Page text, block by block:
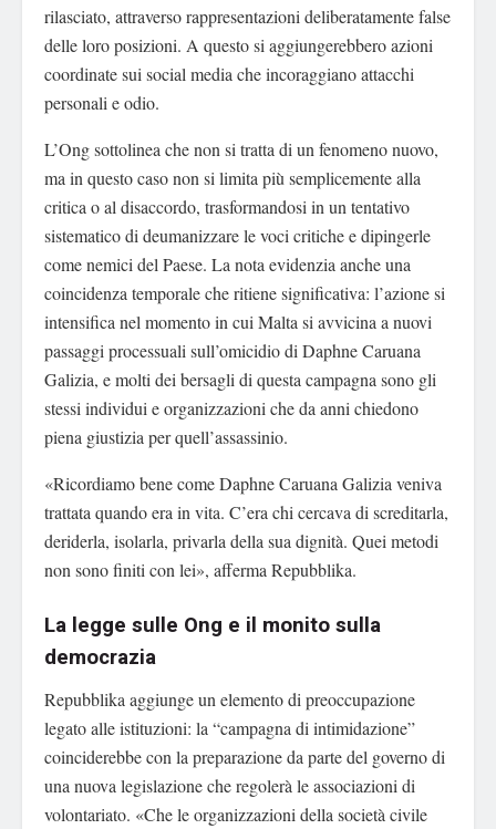
rilasciato, attraverso rappresentazioni deliberatamente false
delle loro posizioni. A questo si aggiungerebbero azioni
coordinate sui social media che incoraggiano attacchi
personali e odio.
L’Ong sottolinea che non si tratta di un fenomeno nuovo,
ma in questo caso non si limita più semplicemente alla
critica o al disaccordo, trasformandosi in un tentativo
sistematico di deumanizzare le voci critiche e dipingerle
come nemici del Paese. La nota evidenzia anche una
coincidenza temporale che ritiene significativa: l’azione si
intensifica nel momento in cui Malta si avvicina a nuovi
passaggi processuali sull’omicidio di Daphne Caruana
Galizia, e molti dei bersagli di questa campagna sono gli
stessi individui e organizzazioni che da anni chiedono
piena giustizia per quell’assassinio.
«Ricordiamo bene come Daphne Caruana Galizia veniva
trattata quando era in vita. C’era chi cercava di screditarla,
deriderla, isolarla, privarla della sua dignità. Quei metodi
non sono finiti con lei», afferma Repubblika.
La legge sulle Ong e il monito sulla
democrazia
Repubblika aggiunge un elemento di preoccupazione
legato alle istituzioni: la “campagna di intimidazione”
coinciderebbe con la preparazione da parte del governo di
una nuova legislazione che regolerà le associazioni di
volontariato. «Che le organizzazioni della società civile